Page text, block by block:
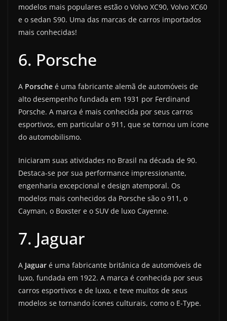
modelos mais populares estão o Volvo XC90, Volvo XC60
e o sedan S90. Uma das marcas de carros importados
mais conhecidas!
6. Porsche
A Porsche é uma fabricante alemã de automóveis de
alto desempenho fundada em 1931 por Ferdinand
Porsche. A marca é mais conhecida por seus carros
esportivos, em particular o 911, que se tornou um ícone
do automobilismo.
Iniciaram suas atividades no Brasil na década de 90.
Destaca-se por sua performance impressionante,
engenharia excepcional e design atemporal. Os
modelos mais conhecidos da Porsche são o 911, o
Cayman, o Boxster e o SUV de luxo Cayenne.
7. Jaguar
A Jaguar é uma fabricante britânica de automóveis de
luxo, fundada em 1922. A marca é conhecida por seus
carros esportivos e de luxo, e teve muitos de seus
modelos se tornando ícones culturais, como o E-Type.